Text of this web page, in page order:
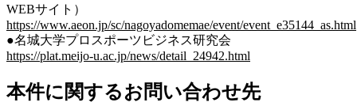
WEBサイト）
https://www.aeon.jp/sc/nagoyadomemae/event/event_e35144_as.html
●名城大学プロスポーツビジネス研究会
https://plat.meijo-u.ac.jp/news/detail_24942.html
本件に関するお問い合わせ先